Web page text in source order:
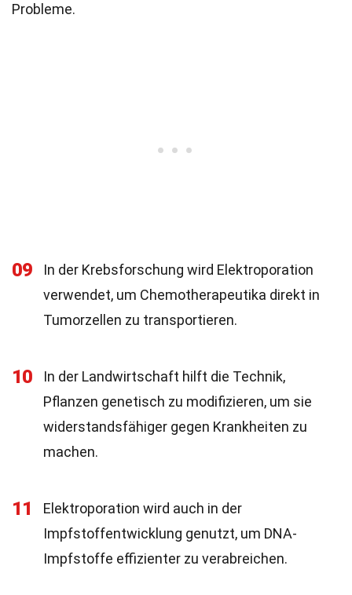
Probleme.
09
In der Krebsforschung wird Elektroporation
verwendet, um Chemotherapeutika direkt in
Tumorzellen zu transportieren.
10
In der Landwirtschaft hilft die Technik,
Pflanzen genetisch zu modifizieren, um sie
widerstandsfähiger gegen Krankheiten zu
machen.
11
Elektroporation wird auch in der
Impfstoffentwicklung genutzt, um DNA-
Impfstoffe effizienter zu verabreichen.